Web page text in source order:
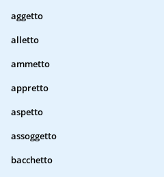
aggetto
alletto
ammetto
appretto
aspetto
assoggetto
bacchetto